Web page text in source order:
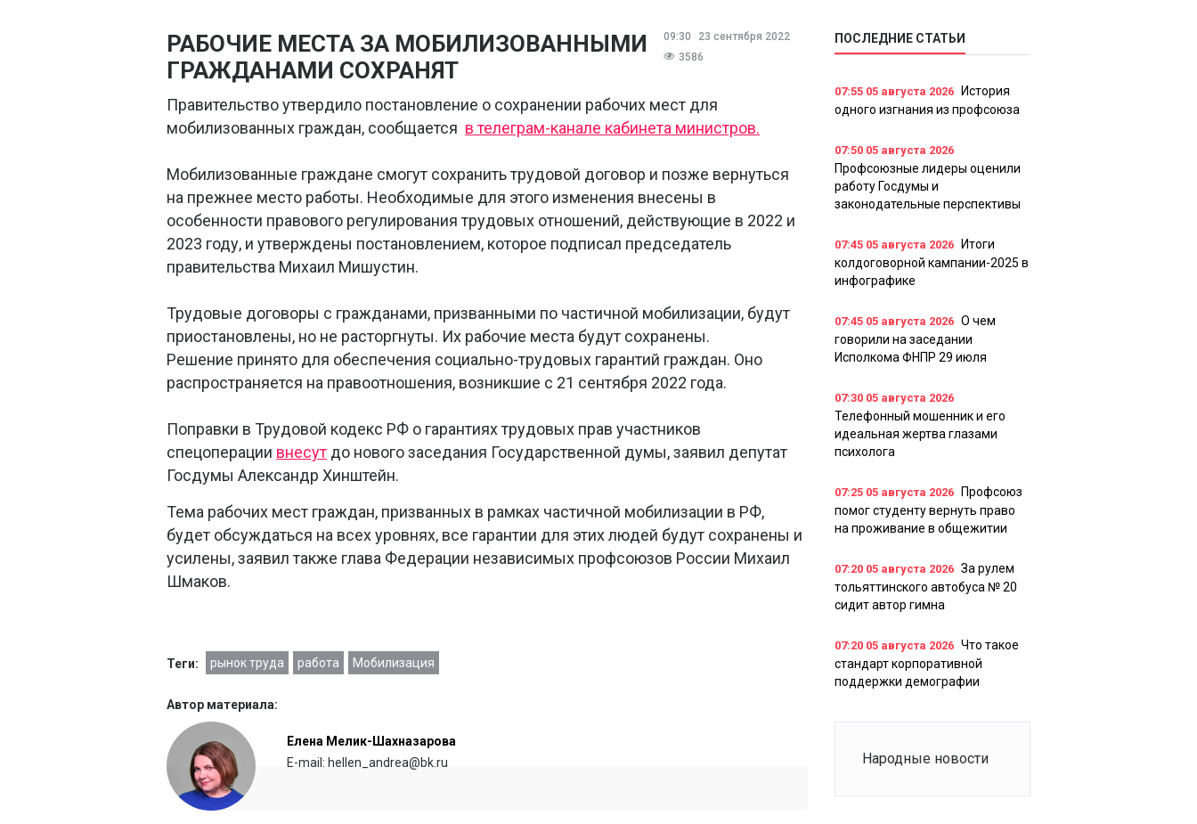
09:30
23 сентября 2022
3586
РАБОЧИЕ МЕСТА ЗА МОБИЛИЗОВАННЫМИ
ГРАЖДАНАМИ СОХРАНЯТ
Правительство утвердило постановление о сохранении рабочих мест для
мобилизованных граждан, сообщается в телеграм-канале кабинета министров.
Мобилизованные граждане смогут сохранить трудовой договор и позже вернуться
на прежнее место работы. Необходимые для этого изменения внесены в
особенности правового регулирования трудовых отношений, действующие в 2022 и
2023 году, и утверждены постановлением, которое подписал председатель
правительства Михаил Мишустин.
Трудовые договоры с гражданами, призванными по частичной мобилизации, будут
приостановлены, но не расторгнуты. Их рабочие места будут сохранены.
Решение принято для обеспечения социально-трудовых гарантий граждан. Оно
распространяется на правоотношения, возникшие с 21 сентября 2022 года.
Поправки в Трудовой кодекс РФ о гарантиях трудовых прав участников
спецоперации внесут до нового заседания Государственной думы, заявил депутат
Госдумы Александр Хинштейн.
Тема рабочих мест граждан, призванных в рамках частичной мобилизации в РФ,
будет обсуждаться на всех уровнях, все гарантии для этих людей будут сохранены и
усилены, заявил также глава Федерации независимых профсоюзов России Михаил
Шмаков.
Теги: рынок труда работа Мобилизация
Автор материала:
Елена Мелик-Шахназарова
E-mail: hellen_andrea@bk.ru
ПОСЛЕДНИЕ СТАТЬИ
07:55 05 августа 2026
История
одного изгнания из профсоюза
07:50 05 августа 2026
Профсоюзные лидеры оценили
работу Госдумы и
законодательные перспективы
07:45 05 августа 2026
Итоги
колдоговорной кампании-2025 в
инфографике
07:45 05 августа 2026 О чем
говорили на заседании
Исполкома ФНПР 29 июля
07:30 05 августа 2026
Телефонный мошенник и его
идеальная жертва глазами
психолога
07:25 05 августа 2026
Профсоюз
помог студенту вернуть право
на проживание в общежитии
07:20 05 августа 2026 За рулем
тольяттинского автобуса № 20
сидит автор гимна
07:20 05 августа 2026 Что такое
стандарт корпоративной
поддержки демографии
Народные новости